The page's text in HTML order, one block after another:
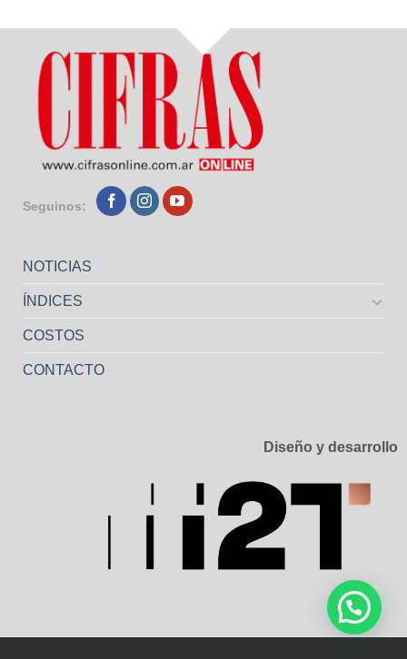
Seguinos:
NOTICIAS
ÍNDICES
COSTOS
CONTACTO
Diseño y desarrollo